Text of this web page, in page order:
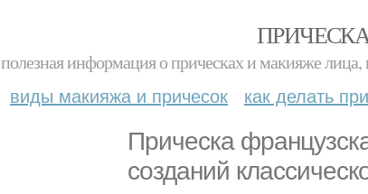
полезная информация о прическах и макияже
виды макияжа и причесок как делать
Прическа
созданий